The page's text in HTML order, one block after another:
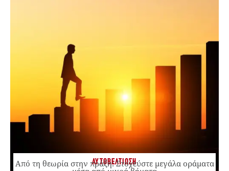
ΑΥΤΟΒΕΛΤΙΩΣΗ
Από τη θεωρία στην πράξη: Στοχεύστε μεγάλα οράματα